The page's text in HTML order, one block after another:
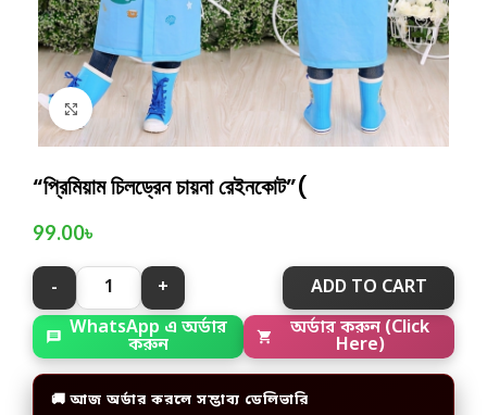
Click to enlarge
“প্রিমিয়াম চিলড্রেন চায়না রেইনকোট”(
99.00৳
ADD TO CART
WhatsApp এ অর্ডার
করুন
অর্ডার করুন (Click
Here)
🚚 আজ অর্ডার করলে সম্ভাব্য ডেলিভারি